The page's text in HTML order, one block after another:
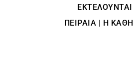
ΠΕΙΡΑΙΆ | Η